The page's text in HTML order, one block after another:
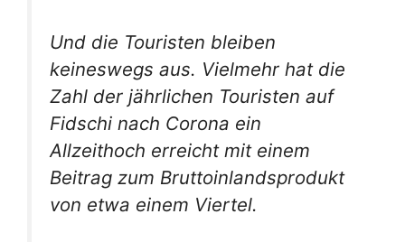
Und die Touristen bleiben
keineswegs aus. Vielmehr hat die
Zahl der jährlichen Touristen auf
Fidschi nach Corona ein
Allzeithoch erreicht mit einem
Beitrag zum Bruttoinlandsprodukt
von etwa einem Viertel.